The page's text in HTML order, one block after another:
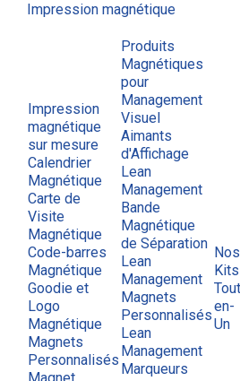
Impression magnétique
Impression
magnétique
sur mesure
Calendrier
Magnétique
Carte de
Visite
Magnétique
Code-barres
Magnétique
Goodie et
Logo
Magnétique
Magnets
Personnalisés
Produits
Magnétiques
pour
Management
Visuel
Aimants
d'Affichage
Lean
Management
Bande
Magnétique
de Séparation
Lean
Management
Magnets
Personnalisés
Lean
Management
Marqueurs
Nos
Kits
en-
Un